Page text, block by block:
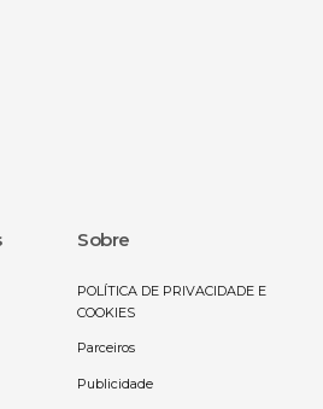
Sobre
POLÍTICA DE PRIVACIDADE E
COOKIES
Parceiros
Publicidade